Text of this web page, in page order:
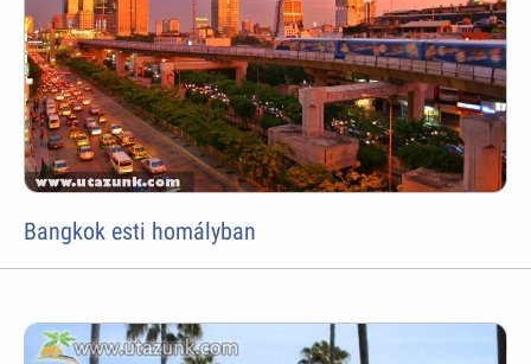
Bangkok esti homályban